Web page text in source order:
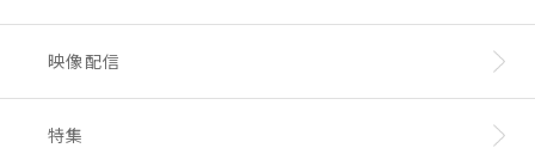
映像配信
特集